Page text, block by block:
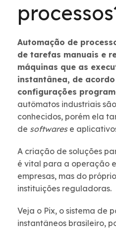
Automação de
de tarefas manuais e
máquinas que as
instantânea, de
configurações
autômatos industriais
conhecidos, porém ela
de softwares e
A criação de soluções
é vital para a operação
empresas, mas do
instituições reguladoras.
Veja o Pix, o sistema de
instantâneos brasileiro,